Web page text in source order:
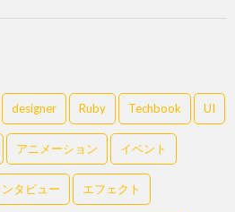
designer Ruby Techbook UI
アニメーション イベント
ンタビュー エフェクト